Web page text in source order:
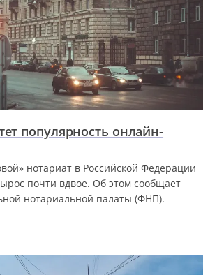
популярность онлайн-
нотариат в Российской Федерации
почти вдвое. Об этом сообщает
нотариальной палаты (ФНП).